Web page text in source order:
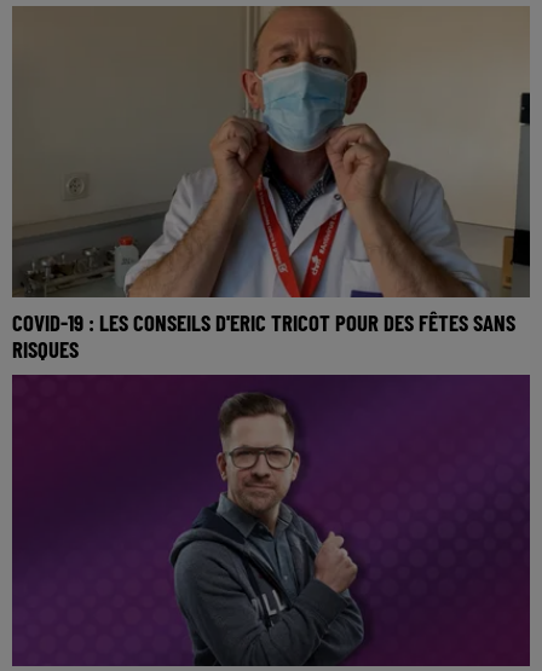
COVID-19 : LES CONSEILS D'ERIC TRICOT POUR DES FÊTES SANS
RISQUES